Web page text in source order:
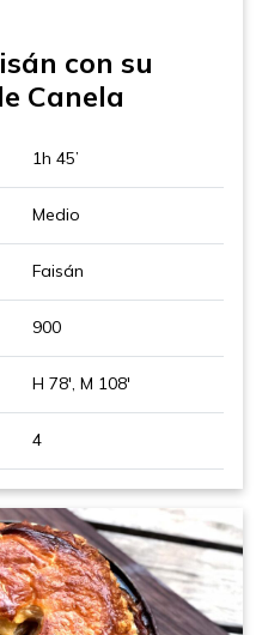
con su
Canela
1h 45’
Medio
Faisán
900
H 78', M 108'
4